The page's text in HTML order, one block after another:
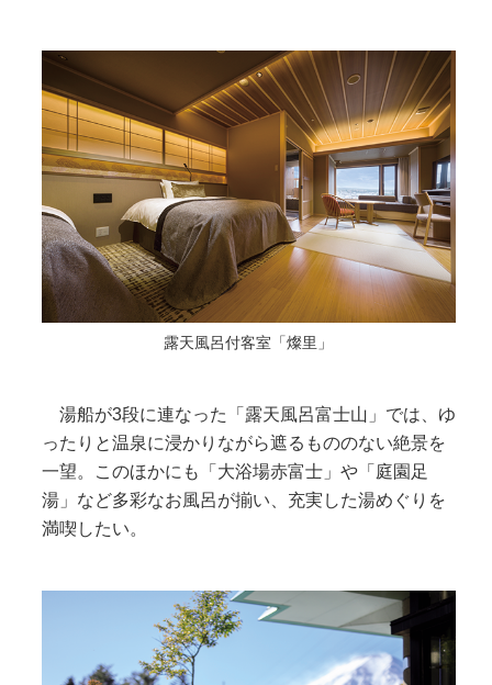
露天風呂付客室「燦里」
湯船が3段に連なった「露天風呂富士山」では、ゆ
ったりと温泉に浸かりながら遮るもののない絶景を
一望。このほかにも「大浴場赤富士」や「庭園足
湯」など多彩なお風呂が揃い、充実した湯めぐりを
満喫したい。